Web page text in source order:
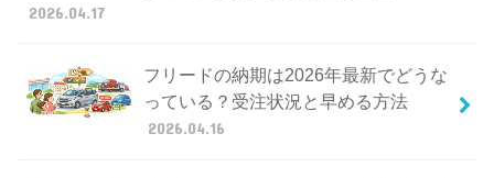
2026.04.17
フリードの納期は2026年最新でどうな
っている？受注状況と早める方法
2026.04.16